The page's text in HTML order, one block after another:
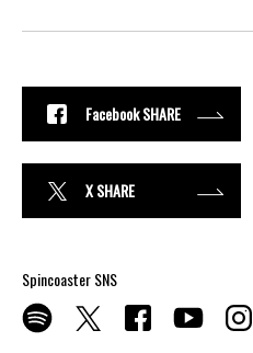
Facebook SHARE
X SHARE
Spincoaster SNS